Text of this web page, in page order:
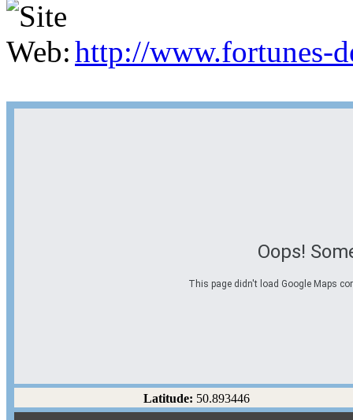
http://www.fortunes-
Oops!
This page didn't load Google Maps
Latitude: 50.893446
Éviter les autoroutes
Éviter les péages